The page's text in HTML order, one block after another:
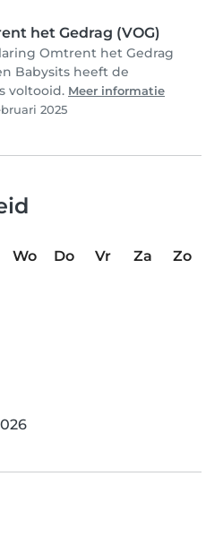
het Gedrag (VOG)
Omtrent het Gedrag
Babysits heeft de
voltooid. Meer informatie
2025
Wo Do Vr Za
Zo